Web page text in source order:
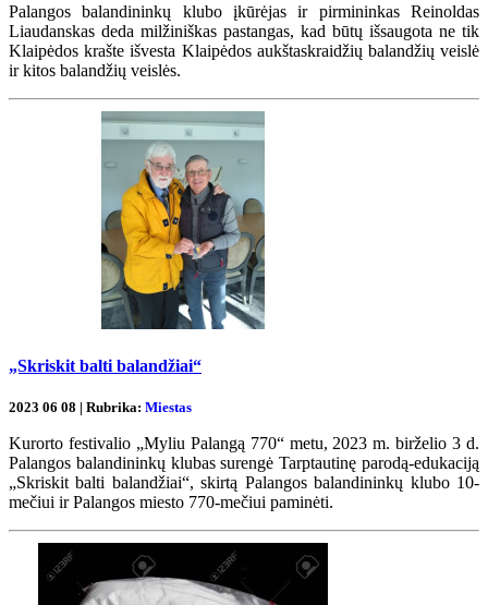
Palangos balandininkų klubo įkūrėjas ir pirmininkas Reinoldas
Liaudanskas deda milžiniškas pastangas, kad būtų išsaugota ne tik
Klaipėdos krašte išvesta Klaipėdos aukštaskraidžių balandžių veislė
ir kitos balandžių veislės.
„Skriskit balti balandžiai“
2023 06 08 | Rubrika: Miestas
Kurorto festivalio „Myliu Palangą 770“ metu, 2023 m. birželio 3 d.
Palangos balandininkų klubas surengė Tarptautinę parodą-edukaciją
„Skriskit balti balandžiai“, skirtą Palangos balandininkų klubo 10-
mečiui ir Palangos miesto 770-mečiui paminėti.